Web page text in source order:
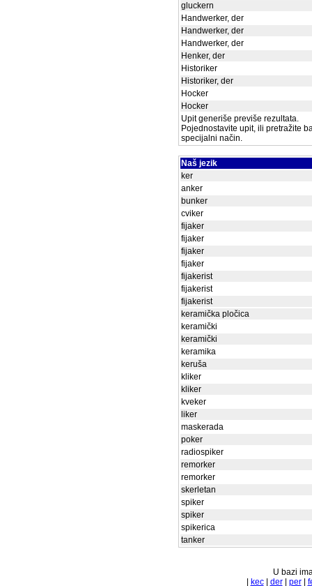
gluckern
Handwerker, der
Handwerker, der
Handwerker, der
Henker, der
Historiker
Historiker, der
Hocker
Hocker
Upit generiše previše rezultata.
Pojednostavite upit, ili pretražite
specijalni način.
Naš jezik
ker
anker
bunker
cviker
fijaker
fijaker
fijaker
fijaker
fijakerist
fijakerist
fijakerist
keramička pločica
keramički
keramički
keramika
keruša
kliker
kliker
kveker
liker
maskerada
poker
radiospiker
remorker
remorker
skerletan
spiker
spiker
spikerica
tanker
U bazi
kec| der| per|